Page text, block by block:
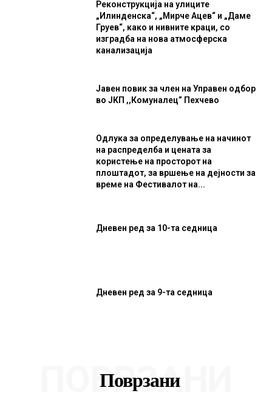
Реконструкција на улиците
„Илинденска“, „Мирче Ацев“ и „Даме
Груев“, како и нивните краци, со
изградба на нова атмосферска
канализација
Јавен повик за член на Управен одбор
во ЈКП ,,Комуналец” Пехчево
Одлука за определување на начинот
на распределба и цената за
користење на просторот на
плоштадот, за вршење на дејности за
време на Фестивалот на...
Дневен ред за 10-та седница
Дневен ред за 9-та седница
Поврзани
ПОВРЗАНИ